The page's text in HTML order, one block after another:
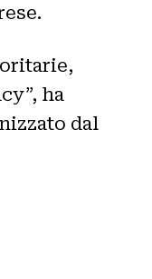
ha
dal